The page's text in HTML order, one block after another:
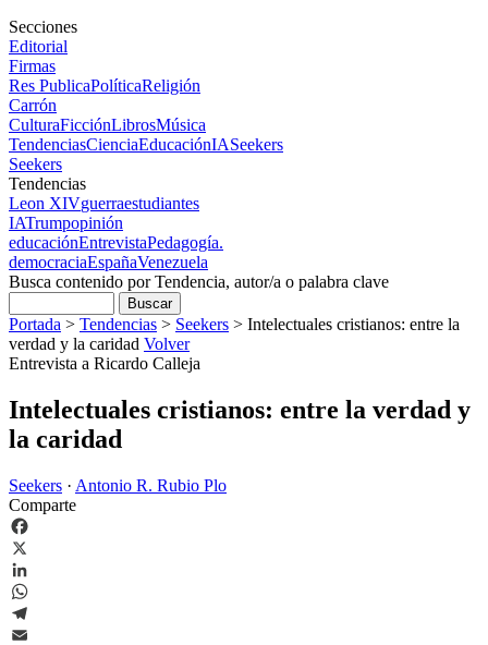
Secciones
Editorial
Firmas
Res PublicaPolíticaReligión
Carrón
CulturaFicciónLibrosMúsica
TendenciasCienciaEducaciónIASeekers
Seekers
Tendencias
Leon XIVguerraestudiantes
IATrumpopinión
educaciónEntrevistaPedagogía.
democraciaEspañaVenezuela
Busca contenido por Tendencia, autor/a o palabra clave
Portada > Tendencias > Seekers > Intelectuales cristianos: entre la
verdad y la caridad Volver
Entrevista a Ricardo Calleja
Intelectuales cristianos: entre la verdad y
la caridad
Seekers · Antonio R. Rubio Plo
Comparte
Facebook
X
LinkedIn
WhatsApp
Telegram